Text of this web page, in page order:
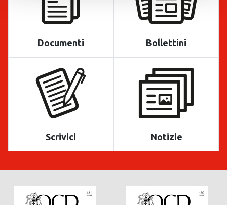
Documenti Bollettini
Scrivici Notizie